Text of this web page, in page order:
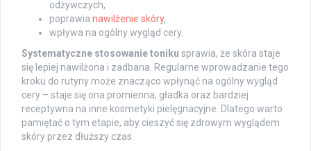
odżywczych,
poprawia nawilżenie skóry,
wpływa na ogólny wygląd cery.
Systematyczne stosowanie toniku sprawia, że skóra staje
się lepiej nawilżona i zadbana. Regularne wprowadzanie tego
kroku do rutyny może znacząco wpłynąć na ogólny wygląd
cery – staje się ona promienna, gładka oraz bardziej
receptywna na inne kosmetyki pielęgnacyjne. Dlatego warto
pamiętać o tym etapie, aby cieszyć się zdrowym wyglądem
skóry przez dłuższy czas.